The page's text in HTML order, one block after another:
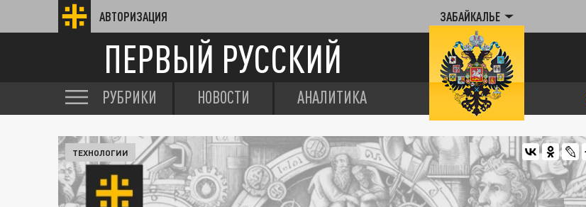
АВТОРИЗАЦИЯ ЗАБАЙКАЛЬЕ
ПЕРВЫЙ РУССКИЙ
РУБРИКИ НОВОСТИ АНАЛИТИКА
ТЕХНОЛОГИИ